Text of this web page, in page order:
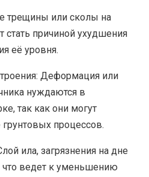
трещины или сколы на
стать причиной ухудшения
её уровня.
Деформация или
нуждаются в
так как они могут
процессов.
ила, загрязнения на дне
что ведет к уменьшению